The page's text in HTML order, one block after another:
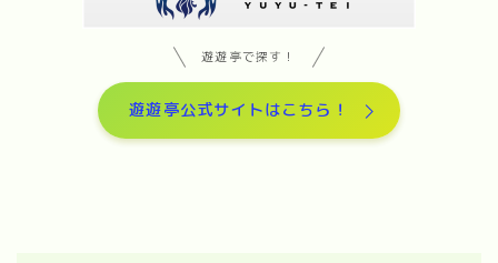
遊遊亭で探す！
遊遊亭公式サイトはこちら！